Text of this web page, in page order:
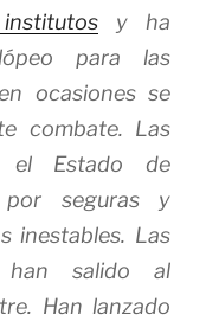
y ha
para las
ocasiones se
combate. Las
el Estado de
seguras y
inestables. Las
han salido al
Han lanzado